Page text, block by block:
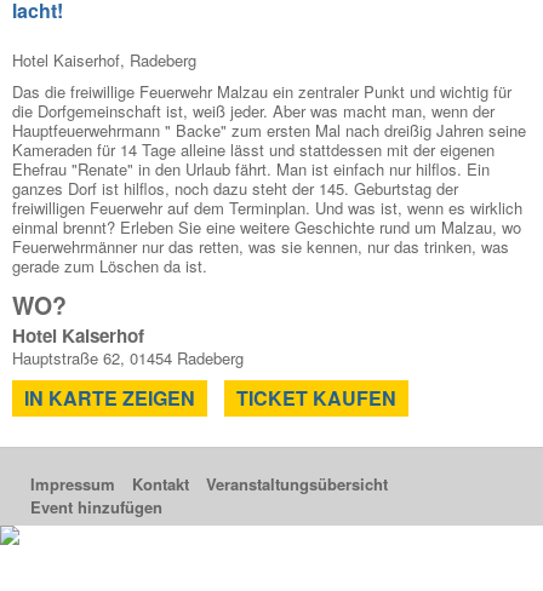
lacht!
Hotel Kaiserhof, Radeberg
Das die freiwillige Feuerwehr Malzau ein zentraler Punkt und wichtig für
die Dorfgemeinschaft ist, weiß jeder. Aber was macht man, wenn der
Hauptfeuerwehrmann " Backe" zum ersten Mal nach dreißig Jahren seine
Kameraden für 14 Tage alleine lässt und stattdessen mit der eigenen
Ehefrau "Renate" in den Urlaub fährt. Man ist einfach nur hilflos. Ein
ganzes Dorf ist hilflos, noch dazu steht der 145. Geburtstag der
freiwilligen Feuerwehr auf dem Terminplan. Und was ist, wenn es wirklich
einmal brennt? Erleben Sie eine weitere Geschichte rund um Malzau, wo
Feuerwehrmänner nur das retten, was sie kennen, nur das trinken, was
gerade zum Löschen da ist.
WO?
Hotel Kaiserhof
Hauptstraße 62, 01454 Radeberg
IN KARTE ZEIGEN TICKET KAUFEN
Impressum Kontakt
Veranstaltungsübersicht
Event hinzufügen